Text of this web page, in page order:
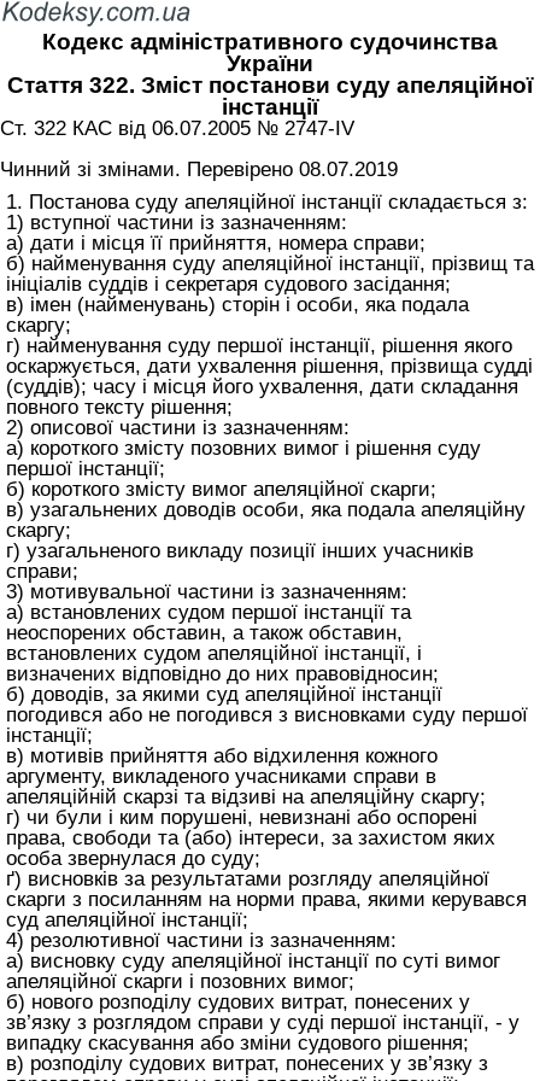
Кодекс адміністративного судочинства
України
Стаття 322. Зміст постанови суду апеляційної
інстанції
Ст. 322 КАС від 06.07.2005 № 2747-IV
Чинний зі змінами. Перевірено 08.07.2019
1. Постанова суду апеляційної інстанції складається з:
1) вступної частини із зазначенням:
а) дати і місця її прийняття, номера справи;
б) найменування суду апеляційної інстанції, прізвищ та
ініціалів суддів і секретаря судового засідання;
в) імен (найменувань) сторін і особи, яка подала
скаргу;
г) найменування суду першої інстанції, рішення якого
оскаржується, дати ухвалення рішення, прізвища судді
(суддів); часу і місця його ухвалення, дати складання
повного тексту рішення;
2) описової частини із зазначенням:
а) короткого змісту позовних вимог і рішення суду
першої інстанції;
б) короткого змісту вимог апеляційної скарги;
в) узагальнених доводів особи, яка подала апеляційну
скаргу;
г) узагальненого викладу позиції інших учасників
справи;
3) мотивувальної частини із зазначенням:
а) встановлених судом першої інстанції та
неоспорених обставин, а також обставин,
встановлених судом апеляційної інстанції, і
визначених відповідно до них правовідносин;
б) доводів, за якими суд апеляційної інстанції
погодився або не погодився з висновками суду першої
інстанції;
в) мотивів прийняття або відхилення кожного
аргументу, викладеного учасниками справи в
апеляційній скарзі та відзиві на апеляційну скаргу;
г) чи були і ким порушені, невизнані або оспорені
права, свободи та (або) інтереси, за захистом яких
особа звернулася до суду;
ґ) висновків за результатами розгляду апеляційної
скарги з посиланням на норми права, якими керувався
суд апеляційної інстанції;
4) резолютивної частини із зазначенням:
а) висновку суду апеляційної інстанції по суті вимог
апеляційної скарги і позовних вимог;
б) нового розподілу судових витрат, понесених у
зв’язку з розглядом справи у суді першої інстанції, - у
випадку скасування або зміни судового рішення;
в) розподілу судових витрат, понесених у зв’язку з